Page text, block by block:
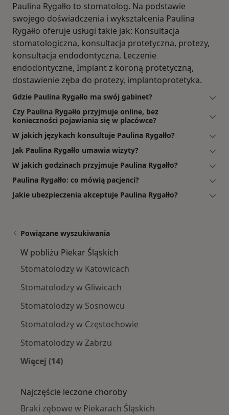
Paulina Rygałło to stomatolog. Na podstawie
swojego doświadczenia i wykształcenia Paulina
Rygałło oferuje usługi takie jak: Konsultacja
stomatologiczna, konsultacja protetyczna, protezy,
konsultacja endodontyczna, Leczenie
endodontyczne, Implant z koroną protetyczną,
dostawienie zęba do protezy, implantoprotetyka.
Gdzie Paulina Rygałło ma swój gabinet?
Czy Paulina Rygałło przyjmuje online, bez
konieczności pojawiania się w placówce?
W jakich językach konsultuje Paulina Rygałło?
Jak Paulina Rygałło umawia wizyty?
W jakich godzinach przyjmuje Paulina Rygałło?
Paulina Rygałło: co mówią pacjenci?
Jakie ubezpieczenia akceptuje Paulina Rygałło?
Powiązane wyszukiwania
W pobliżu Piekar Śląskich
Stomatolodzy w Katowicach
Stomatolodzy w Gliwicach
Stomatolodzy w Sosnowcu
Stomatolodzy w Częstochowie
Stomatolodzy w Zabrzu
Więcej (14)
Najczęście leczone choroby
Braki zębowe w Piekarach Śląskich